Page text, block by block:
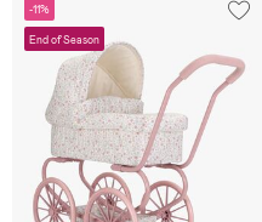
-11%
End of Season